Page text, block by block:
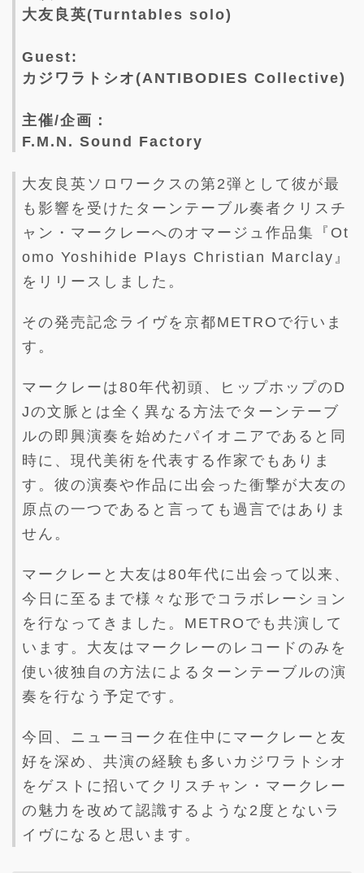
大友良英(Turntables solo)
Guest:
カジワラトシオ(ANTIBODIES Collective)
主催/企画：
F.M.N. Sound Factory
大友良英ソロワークスの第2弾として彼が最
も影響を受けたターンテーブル奏者クリスチ
ャン・マークレーへのオマージュ作品集『Ot
omo Yoshihide Plays Christian Marclay』
をリリースしました。
その発売記念ライヴを京都METROで行いま
す。
マークレーは80年代初頭、ヒップホップのD
Jの文脈とは全く異なる方法でターンテーブ
ルの即興演奏を始めたパイオニアであると同
時に、現代美術を代表する作家でもありま
す。彼の演奏や作品に出会った衝撃が大友の
原点の一つであると言っても過言ではありま
せん。
マークレーと大友は80年代に出会って以来、
今日に至るまで様々な形でコラボレーション
を行なってきました。METROでも共演して
います。大友はマークレーのレコードのみを
使い彼独自の方法によるターンテーブルの演
奏を行なう予定です。
今回、ニューヨーク在住中にマークレーと友
好を深め、共演の経験も多いカジワラトシオ
をゲストに招いてクリスチャン・マークレー
の魅力を改めて認識するような2度とないラ
イヴになると思います。